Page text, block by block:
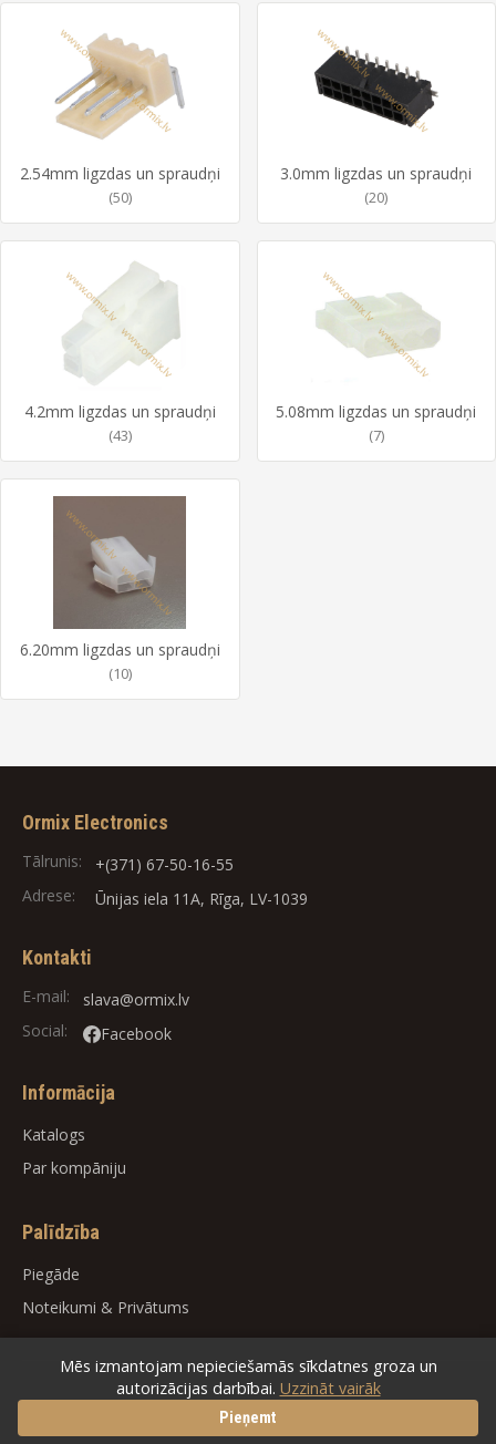
2.54mm ligzdas un spraudņi
(50)
3.0mm ligzdas un spraudņi
(20)
4.2mm ligzdas un spraudņi
(43)
5.08mm ligzdas un spraudņi
(7)
6.20mm ligzdas un spraudņi
(10)
Ormix Electronics
Tālrunis:
+(371) 67-50-16-55
Adrese:
Ūnijas iela 11A, Rīga, LV-1039
Kontakti
E-mail:
slava@ormix.lv
Social:
Facebook
Informācija
Katalogs
Par kompāniju
Palīdzība
Piegāde
Noteikumi & Privātums
ORMIX . All rights reserved.
Mēs izmantojam nepieciešamās sīkdatnes groza un
autorizācijas darbībai. Uzzināt vairāk
Pieņemt